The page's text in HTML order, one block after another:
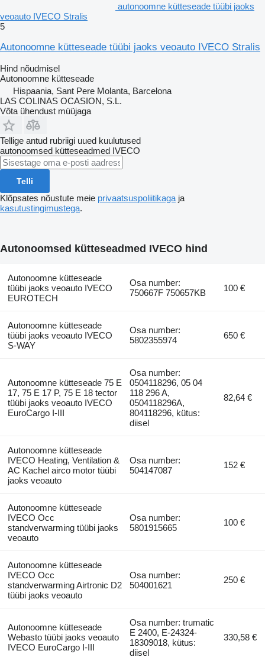
autonoomne kütteseade tüübi jaoks
veoauto IVECO Stralis
5
Autonoomne kütteseade tüübi jaoks veoauto IVECO Stralis
Hind nõudmisel
Autonoomne kütteseade
Hispaania, Sant Pere Molanta, Barcelona
LAS COLINAS OCASION, S.L.
Võta ühendust müüjaga
Tellige antud rubriigi uued kuulutused
autonoomsed kütteseadmed IVECO
Telli
Klõpsates nõustute meie privaatsuspoliitikaga ja
kasutustingimustega.
Autonoomsed kütteseadmed IVECO hind
Autonoomne kütteseade
tüübi jaoks veoauto IVECO
EUROTECH
Osa number:
750667F 750657KB
100 €
Autonoomne kütteseade
tüübi jaoks veoauto IVECO
S-WAY
Osa number:
5802355974
650 €
Autonoomne kütteseade 75 E
17, 75 E 17 P, 75 E 18 tector
tüübi jaoks veoauto IVECO
EuroCargo I-III
Osa number:
0504118296, 05 04
118 296 A,
0504118296A,
804118296, kütus:
diisel
82,64 €
Autonoomne kütteseade
IVECO Heating, Ventilation &
AC Kachel airco motor tüübi
jaoks veoauto
Osa number:
504147087
152 €
Autonoomne kütteseade
IVECO Occ
standverwarming tüübi jaoks
veoauto
Osa number:
5801915665
100 €
Autonoomne kütteseade
IVECO Occ
standverwarming Airtronic D2
tüübi jaoks veoauto
Osa number:
504001621
250 €
Autonoomne kütteseade
Webasto tüübi jaoks veoauto
IVECO EuroCargo I-III
Osa number: trumatic
E 2400, E-24324-
18309018, kütus:
diisel
330,58 €